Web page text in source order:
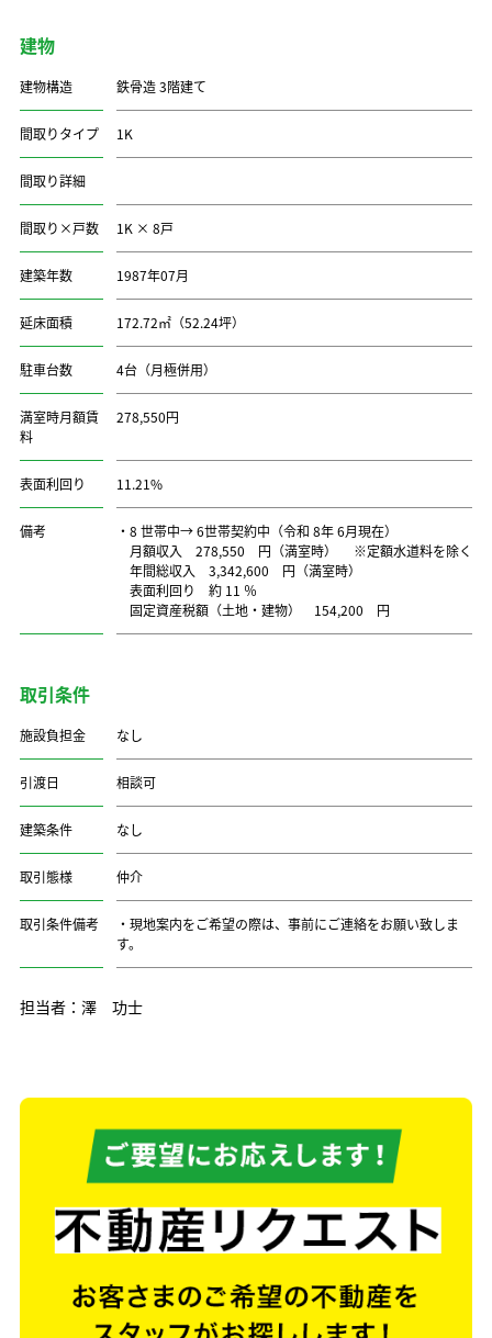
建物
建物構造 鉄骨造 3階建て
間取りタイプ 1K
間取り詳細
間取り×戸数 1K × 8戸
建築年数 1987年07月
延床面積 172.72㎡（52.24坪）
駐車台数 4台（月極併用）
満室時月額賃
料
278,550円
表面利回り 11.21%
備考
・8 世帯中→ 6世帯契約中（令和 8年 6月現在）
月額収入 278,550 円（満室時） ※定額水道料を除く
年間総収入 3,342,600 円（満室時）
表面利回り 約 11 ％
固定資産税額（土地・建物） 154,200 円
取引条件
施設負担金 なし
引渡日 相談可
建築条件 なし
取引態様 仲介
取引条件備考
・現地案内をご希望の際は、事前にご連絡をお願い致しま
す。
担当者：澤 功士